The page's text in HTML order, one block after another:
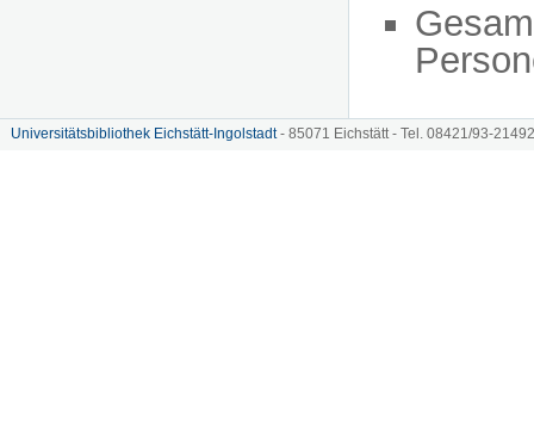
Universitätsbibliothek Eichstätt-Ingolstadt- 85071 Eichstätt - Tel. 08421/93-